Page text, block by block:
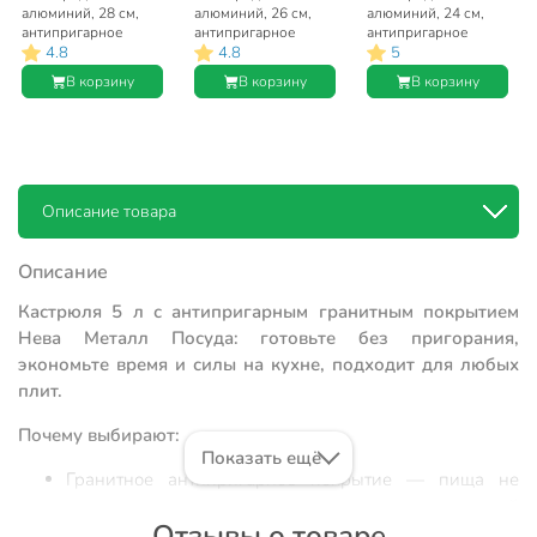
алюминий, 28 см,
антипригарное
покрытие, Нева
Металл Посуда,
Гранит, съемная
4.8
В корзину
алюминий, 26 см,
антипригарное
покрытие, Нева
Металл Посуда,
Гранит, съемная
4.8
В корзину
алюминий, 24 см,
антипригарное
покрытие, Нева
Металл Посуда,
Гранит, съемная
5
В корзину
Описание товара
Описание
Кастрюля 5 л с антипригарным гранитным покрытием
Нева Металл Посуда: готовьте без пригорания,
экономьте время и силы на кухне, подходит для любых
плит.
Почему выбирают:
Гранитное антипригарное покрытие — пища не
Показать ещё